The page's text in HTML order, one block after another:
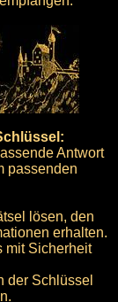
Antwort
passenden
lösen, den
erhalten.
mit Sicherheit
der Schlüssel